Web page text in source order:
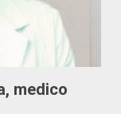
medico